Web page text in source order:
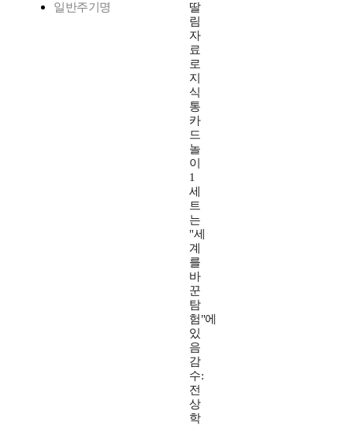
일반주기명
딸
림
자
료
로
지
식
통
카
드
놀
이
1
세
트
는
"세
계
를
바
꾼
탐
험"에
있
음
감
수:
전
상
학